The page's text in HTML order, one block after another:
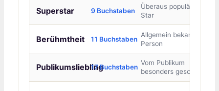
Superstar 9 Buchstaben
Überaus populärer
Star
Berühmtheit 11 Buchstaben
Allgemein bekannte
Person
Publikumsliebling17 Buchstaben
Vom Publikum
besonders geschätzt